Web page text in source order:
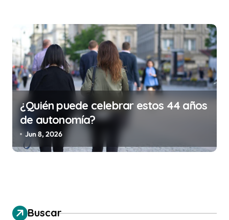
¿Quién puede celebrar estos 44 años
de autonomía?
Jun 8, 2026
Buscar